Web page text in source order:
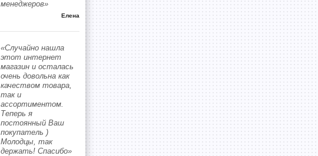
менеджеров»
Елена
«Случайно нашла
этот интернет
магазин и осталась
очень довольна как
качеством товара,
так и
ассортиментом.
Теперь я
постоянный Ваш
покупатель )
Молодцы, так
держать! Спасибо»